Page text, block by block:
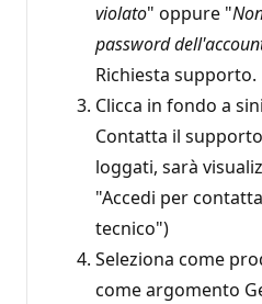
violato" oppure "
password
Richiesta supporto.
Clicca in fondo a
Contatta il
loggati, sarà
"Accedi per
tecnico")
Seleziona come
come argomento